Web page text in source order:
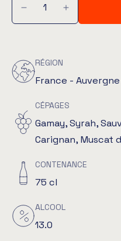
RÉGION
France - Auvergne
CÉPAGES
Gamay, Syrah,
Carignan, Muscat
CONTENANCE
75 cl
ALCOOL
13.0